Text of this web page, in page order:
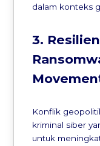
dalam konteks
3.
Konflik
kriminal siber
untuk